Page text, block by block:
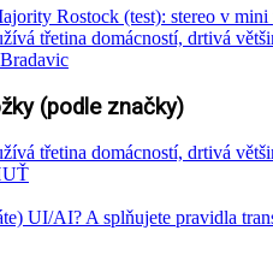
Rostock (test): stereo v mini
třetina domácností, drtivá
(podle značky)
třetina domácností, drtivá
UI/AI? A splňujete pravidla